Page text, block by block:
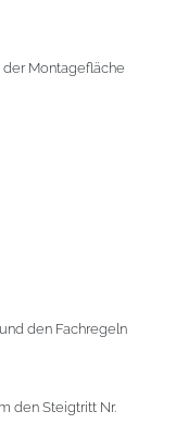
den Steigtritt Nr.
der Montagefläche
den Fachregeln
den Steigtritt Nr.